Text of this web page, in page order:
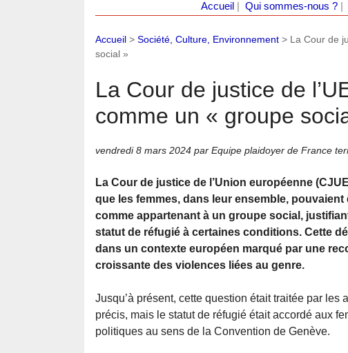
Accueil Qui sommes-nous ?|
Accueil > Société, Culture, Environnement > La Cour de
social »
La Cour de justice de
comme un « groupe
vendredi 8 mars 2024 par Equipe plaidoyer de France
La Cour de justice de l’Union européenne
que les femmes, dans leur ensemble,
comme appartenant à un groupe social,
statut de réfugié à certaines conditions. Cette
dans un contexte européen marqué par une
croissante des violences liées au genre.
Jusqu’à présent, cette question était traitée par
précis, mais le statut de réfugié était accordé aux
politiques au sens de la Convention de Genève.